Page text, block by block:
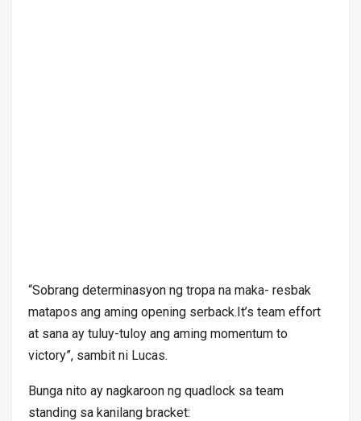
“Sobrang determinasyon ng tropa na maka- resbak
matapos ang aming opening serback.It’s team effort
at sana ay tuluy-tuloy ang aming momentum to
victory”, sambit ni Lucas.
Bunga nito ay nagkaroon ng quadlock sa team
standing sa kanilang bracket: